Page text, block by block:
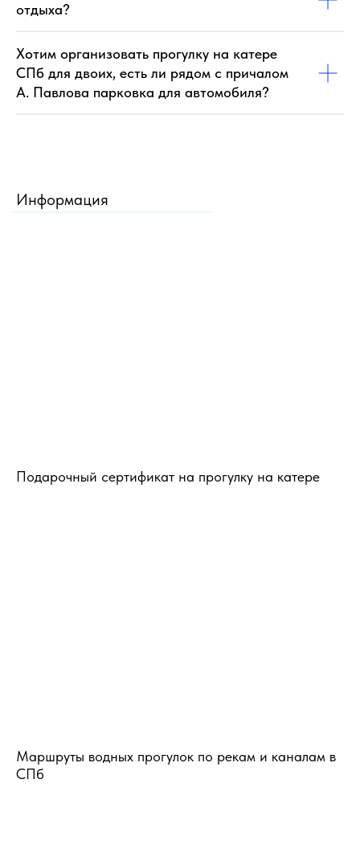
отдыха?
Хотим организовать прогулку на катере
СПб для двоих, есть ли рядом с причалом
А. Павлова парковка для автомобиля?
Информация
Подарочный сертификат на прогулку на катере
Маршруты водных прогулок по рекам и каналам в
СПб